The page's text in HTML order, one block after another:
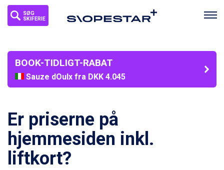
SØG
SKIFERIE
BOOK-TIDLIGT-RABAT
Sauze dOulx fra DKK 4.045
La Thuile fra DKK 4.595
Cervinia fra DKK 5.295
Passo Tonale fra DKK 3.795
Saalbach fra DKK 5.945
Sölden fra DKK 8.445
Bad Hofgastein fra DKK 5.495
Champoluc fra DKK 3.795
Er priserne på
hjemmesiden inkl.
liftkort?